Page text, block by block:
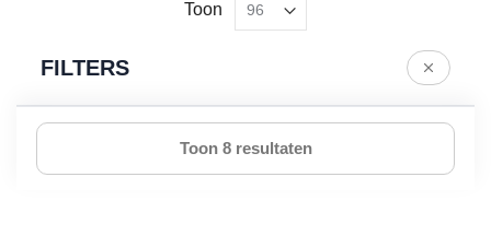
Toon
FILTERS
Toon 8 resultaten